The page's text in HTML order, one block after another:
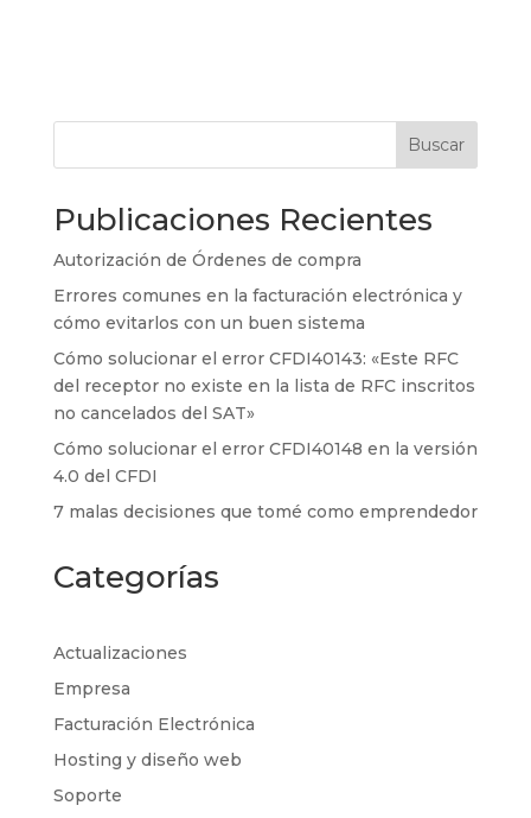
Buscar
Publicaciones Recientes
Autorización de Órdenes de compra
Errores comunes en la facturación electrónica y
cómo evitarlos con un buen sistema
Cómo solucionar el error CFDI40143: «Este RFC
del receptor no existe en la lista de RFC inscritos
no cancelados del SAT»
Cómo solucionar el error CFDI40148 en la versión
4.0 del CFDI
7 malas decisiones que tomé como emprendedor
Categorías
Actualizaciones
Empresa
Facturación Electrónica
Hosting y diseño web
Soporte